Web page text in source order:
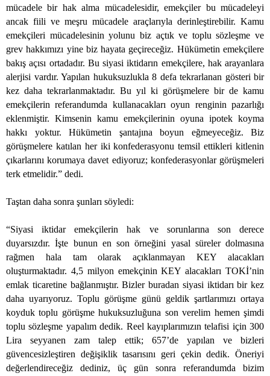
mücadele bir hak alma mücadelesidir, emekçiler bu mücadeleyi
ancak fiili ve meşru mücadele araçlarıyla derinleştirebilir. Kamu
emekçileri mücadelesinin yolunu biz açtık ve toplu sözleşme ve
grev hakkımızı yine biz hayata geçireceğiz. Hükümetin emekçilere
bakış açısı ortadadır. Bu siyasi iktidarın emekçilere, hak arayanlara
alerjisi vardır. Yapılan hukuksuzlukla 8 defa tekrarlanan gösteri bir
kez daha tekrarlanmaktadır. Bu yıl ki görüşmelere bir de kamu
emekçilerin referandumda kullanacakları oyun renginin pazarlığı
eklenmiştir. Kimsenin kamu emekçilerinin oyuna ipotek koyma
hakkı yoktur. Hükümetin şantajına boyun eğmeyeceğiz. Biz
görüşmelere katılan her iki konfederasyonu temsil ettikleri kitlenin
çıkarlarını korumaya davet ediyoruz; konfederasyonlar görüşmeleri
terk etmelidir.” dedi.
Taştan daha sonra şunları söyledi:
“Siyasi iktidar emekçilerin hak ve sorunlarına son derece
duyarsızdır. İşte bunun en son örneğini yasal süreler dolmasına
rağmen hala tam olarak açıklanmayan KEY alacakları
oluşturmaktadır. 4,5 milyon emekçinin KEY alacakları TOKİ’nin
emlak ticaretine bağlanmıştır. Bizler buradan siyasi iktidarı bir kez
daha uyarıyoruz. Toplu görüşme günü geldik şartlarımızı ortaya
koyduk toplu görüşme hukuksuzluğuna son verelim hemen şimdi
toplu sözleşme yapalım dedik. Reel kayıplarımızın telafisi için 300
Lira seyyanen zam talep ettik; 657’de yapılan ve bizleri
güvencesizleştiren değişiklik tasarısını geri çekin dedik. Öneriyi
değerlendireceğiz dediniz, üç gün sonra referandumda bizim